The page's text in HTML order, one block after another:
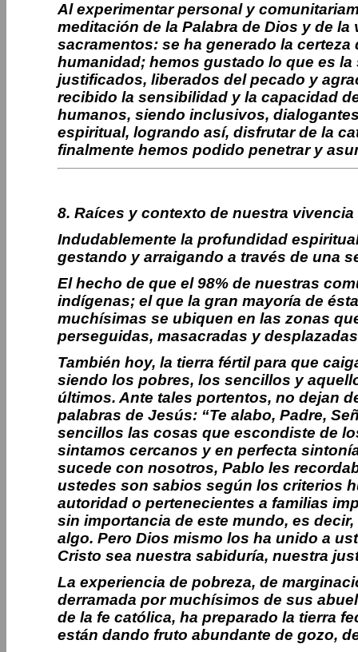
Al experimentar personal y
meditación de la Palabra de Dios y de
sacramentos: se ha generado la
humanidad; hemos gustado lo que es
justificados, liberados del pecado y
recibido la sensibilidad y la capacidad
humanos, siendo inclusivos,
espiritual, logrando así, disfrutar de la
finalmente hemos podido penetrar y
8. Raíces y contexto de nuestra
Indudablemente la profundidad
gestando y arraigando a través de una
El hecho de que el 98% de nuestras
indígenas; el que la gran mayoría de
muchísimas se ubiquen en las zonas
perseguidas, masacradas y
También hoy, la tierra fértil para que
siendo los pobres, los sencillos y
últimos. Ante tales portentos, no dejan
palabras de Jesús: “Te alabo, Padre,
sencillos las cosas que escondiste de
sintamos cercanos y en perfecta
sucede con nosotros, Pablo les
ustedes son sabios según los criterios
autoridad o pertenecientes a familias
sin importancia de este mundo, es
algo. Pero Dios mismo los ha unido a
Cristo sea nuestra sabiduría, nuestra
La experiencia de pobreza, de
derramada por muchísimos de sus
de la fe católica, ha preparado la tierra
están dando fruto abundante de gozo,